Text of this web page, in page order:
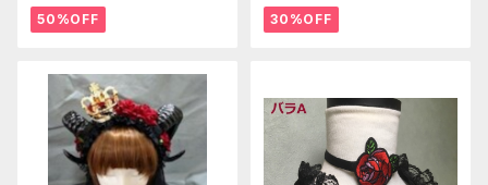
50%OFF 30%OFF